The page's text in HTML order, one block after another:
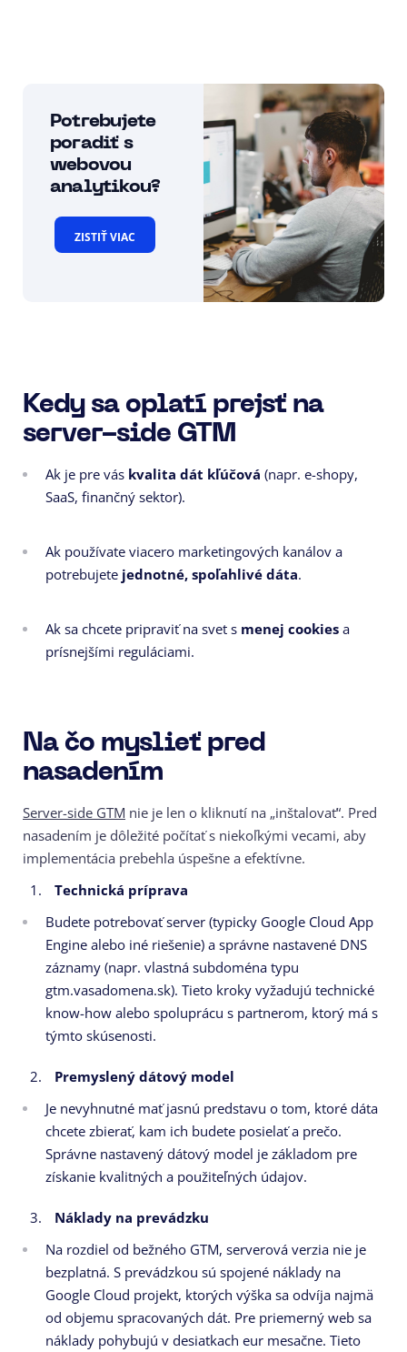
Potrebujete
poradiť s
webovou
analytikou?
ZISTIŤ VIAC
Kedy sa oplatí prejsť na
server-side GTM
Ak je pre vás kvalita dát kľúčová (napr. e-shopy,
SaaS, finančný sektor).
Ak používate viacero marketingových kanálov a
potrebujete jednotné, spoľahlivé dáta.
Ak sa chcete pripraviť na svet s menej cookies a
prísnejšími reguláciami.
Na čo myslieť pred
nasadením
Server-side GTM nie je len o kliknutí na „inštalovať“. Pred
nasadením je dôležité počítať s niekoľkými vecami, aby
implementácia prebehla úspešne a efektívne.
Technická príprava
Budete potrebovať server (typicky Google Cloud App
Engine alebo iné riešenie) a správne nastavené DNS
záznamy (napr. vlastná subdoména typu
gtm.vasadomena.sk). Tieto kroky vyžadujú technické
know-how alebo spoluprácu s partnerom, ktorý má s
týmto skúsenosti.
Premyslený dátový model
Je nevyhnutné mať jasnú predstavu o tom, ktoré dáta
chcete zbierať, kam ich budete posielať a prečo.
Správne nastavený dátový model je základom pre
získanie kvalitných a použiteľných údajov.
Náklady na prevádzku
Na rozdiel od bežného GTM, serverová verzia nie je
bezplatná. S prevádzkou sú spojené náklady na
Google Cloud projekt, ktorých výška sa odvíja najmä
od objemu spracovaných dát. Pre priemerný web sa
náklady pohybujú v desiatkach eur mesačne. Tieto